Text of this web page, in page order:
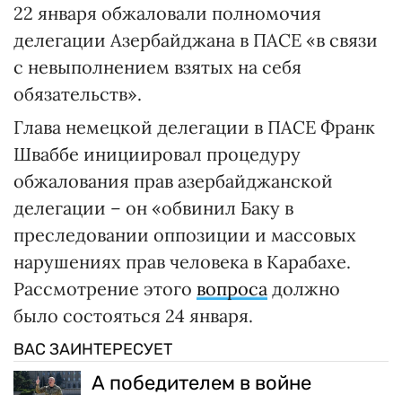
22 января обжаловали полномочия
делегации Азербайджана в ПАСЕ «в связи
с невыполнением взятых на себя
обязательств».
Глава немецкой делегации в ПАСЕ Франк
Шваббе инициировал процедуру
обжалования прав азербайджанской
делегации – он «обвинил Баку в
преследовании оппозиции и массовых
нарушениях прав человека в Карабахе.
Рассмотрение этого вопроса должно
было состояться 24 января.
ВАС ЗАИНТЕРЕСУЕТ
А победителем в войне